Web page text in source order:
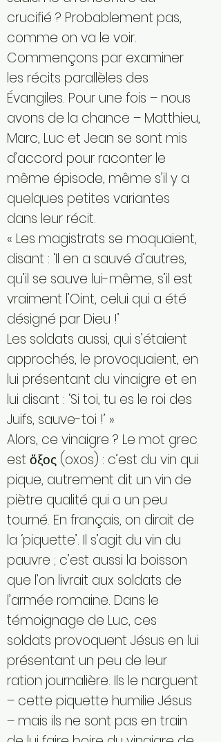
crucifié ? Probablement pas,
comme on va le voir.
Commençons par examiner
les récits parallèles des
Évangiles. Pour une fois – nous
avons de la chance – Matthieu,
Marc, Luc et Jean se sont mis
d’accord pour raconter le
même épisode, même s’il y a
quelques petites variantes
dans leur récit.
« Les magistrats se moquaient,
disant : ‘Il en a sauvé d’autres,
qu’il se sauve lui-même, s’il est
vraiment l’Oint, celui qui a été
désigné par Dieu !’
Les soldats aussi, qui s’étaient
approchés, le provoquaient, en
lui présentant du vinaigre et en
lui disant : ‘Si toi, tu es le roi des
Juifs, sauve-toi !’ »
Alors, ce vinaigre ? Le mot grec
est ὄξος (oxos) : c’est du vin qui
pique, autrement dit un vin de
piètre qualité qui a un peu
tourné. En français, on dirait de
la ‘piquette’. Il s’agit du vin du
pauvre ; c’est aussi la boisson
que l’on livrait aux soldats de
l’armée romaine. Dans le
témoignage de Luc, ces
soldats provoquent Jésus en lui
présentant un peu de leur
ration journalière. Ils le narguent
– cette piquette humilie Jésus
– mais ils ne sont pas en train